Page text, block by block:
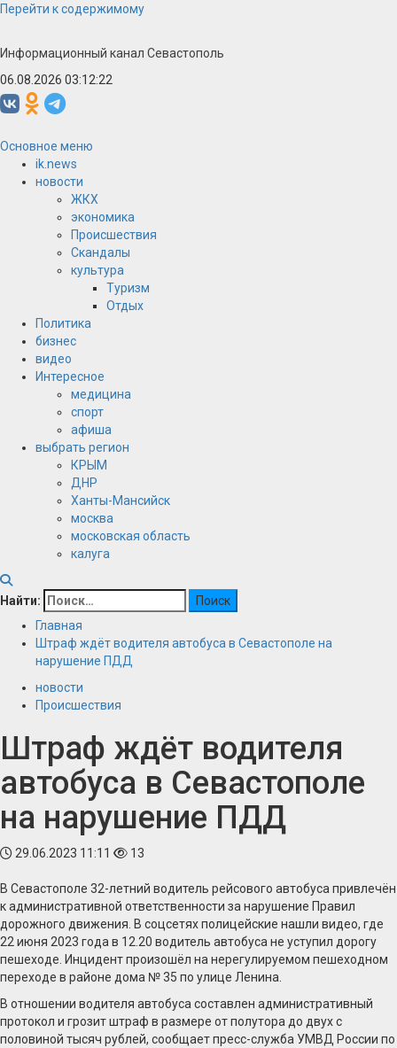
Перейти к содержимому
Информационный канал Севастополь
06.08.2026 03:12:22
Основное меню
ik.news
новости
ЖКХ
экономика
Происшествия
Скандалы
культура
Туризм
Отдых
Политика
бизнес
видео
Интересное
медицина
спорт
афиша
выбрать регион
КРЫМ
ДНР
Ханты-Мансийск
москва
московская область
калуга
Найти:
Главная
Штраф ждёт водителя автобуса в Севастополе на
нарушение ПДД
новости
Происшествия
Штраф ждёт водителя
автобуса в Севастополе
на нарушение ПДД
29.06.2023 11:11 13
В Севастополе 32-летний водитель рейсового автобуса привлечён
к административной ответственности за нарушение Правил
дорожного движения. В соцсетях полицейские нашли видео, где
22 июня 2023 года в 12.20 водитель автобуса не уступил дорогу
пешеходе. Инцидент произошёл на нерегулируемом пешеходном
переходе в районе дома № 35 по улице Ленина.
В отношении водителя автобуса составлен административный
протокол и грозит штраф в размере от полутора до двух с
половиной тысяч рублей, сообщает пресс-служба УМВД России по